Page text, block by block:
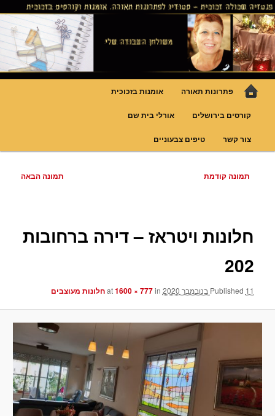
לדלג
לתוכן
פנטזיה – פתרונות תאורה וסטודיו
לויטראז
גופי תאורה אומנותיים בעבודת יד, ויטראזים לחלונות ולמחיצות דקורטיביות, קורסים
בויטראז ובפסיפס
תפריט
פתרונות תאורה אומנות בזכוכית
קורסים בירושלים אורלי בית שם
צור קשר טיפים צבעוניים
ניווט
תמונה קודמת תמונה הבאה
חלונות ויטראז – דירה ברחובות
202
Published 11 בנובמבר 2020 1600 × 777in חלונות מעוצבים